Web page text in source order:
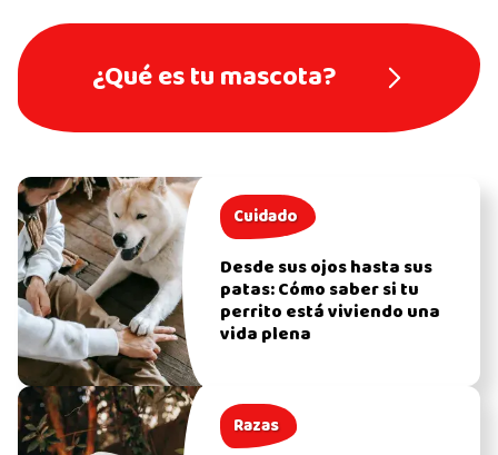
¿Qué es tu mascota?
Cuidado
Desde sus ojos hasta sus
patas: Cómo saber si tu
perrito está viviendo una
vida plena
Razas